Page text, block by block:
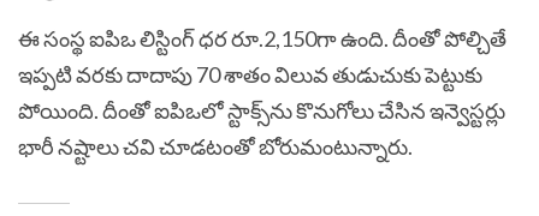
ఈ సంస్థ ఐపిఒ లిస్టింగ్‌ ధర రూ.2,150గా ఉంది. దీంతో పోల్చితే
ఇప్పటి వరకు దాదాపు 70 శాతం విలువ తుడుచుకు పెట్టుకు
పోయింది. దీంతో ఐపిఒలో స్టాక్స్‌ను కొనుగోలు చేసిన ఇన్వెస్టర్లు
భారీ నష్టాలు చవి చూడటంతో బోరుమంటున్నారు.